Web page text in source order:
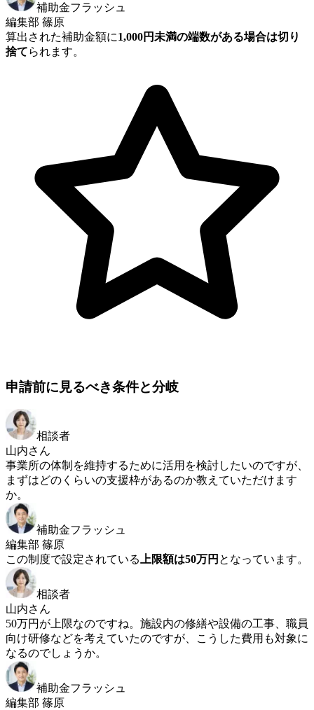
補助金フラッシュ
編集部 篠原
算出された補助金額に1,000円未満の端数がある場合は切り
捨てられます。
申請前に見るべき条件と分岐
相談者
山内さん
事業所の体制を維持するために活用を検討したいのですが、
まずはどのくらいの支援枠があるのか教えていただけます
か。
補助金フラッシュ
編集部 篠原
この制度で設定されている
上限額は50万円 となっています。
相談者
山内さん
50万円が上限なのですね。施設内の修繕や設備の工事、職員
向け研修などを考えていたのですが、こうした費用も対象に
なるのでしょうか。
補助金フラッシュ
編集部 篠原